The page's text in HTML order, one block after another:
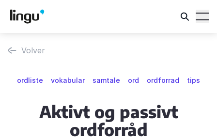
Volver
ordliste vokabular samtale ord ordforrad tips
Aktivt og passivt
ordforråd